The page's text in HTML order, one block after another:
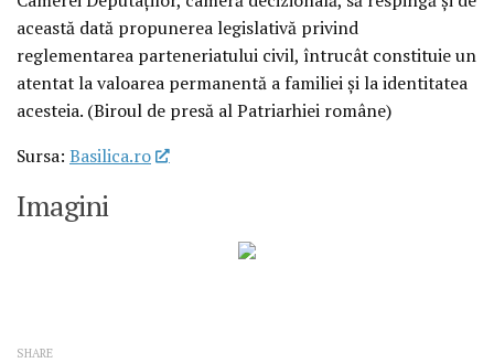
această dată propunerea legislativă privind
reglementarea parteneriatului civil, întrucât constituie un
atentat la valoarea permanentă a familiei şi la identitatea
acesteia. (Biroul de presă al Patriarhiei române)
Sursa: Basilica.ro
Imagini
SHARE